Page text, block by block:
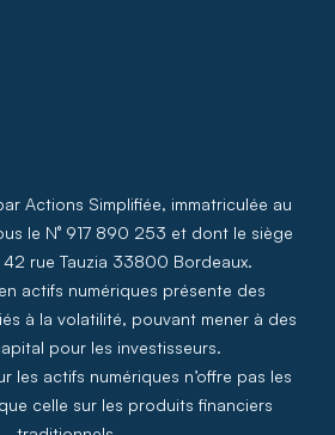
Actions Simplifiée, immatriculée au
le N° 917 890 253 et dont le siège
rue Tauzia 33800 Bordeaux.
actifs numériques présente des
à la volatilité, pouvant mener à des
pour les investisseurs.
les actifs numériques n’offre pas les
celle sur les produits financiers